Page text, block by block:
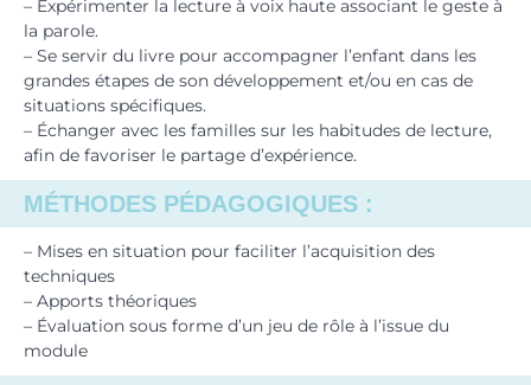
– Expérimenter la lecture à voix haute associant le geste à
la parole.
– Se servir du livre pour accompagner l’enfant dans les
grandes étapes de son développement et/ou en cas de
situations spécifiques.
– Échanger avec les familles sur les habitudes de lecture,
afin de favoriser le partage d’expérience.
MÉTHODES PÉDAGOGIQUES :
– Mises en situation pour faciliter l’acquisition des
techniques
– Apports théoriques
– Évaluation sous forme d’un jeu de rôle à l’issue du
module